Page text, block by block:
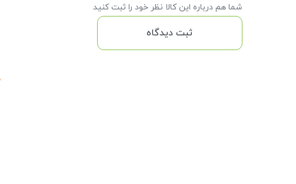
شما هم درباره این کالا نظر خود را ثبت کنید
ثبت دیدگاه